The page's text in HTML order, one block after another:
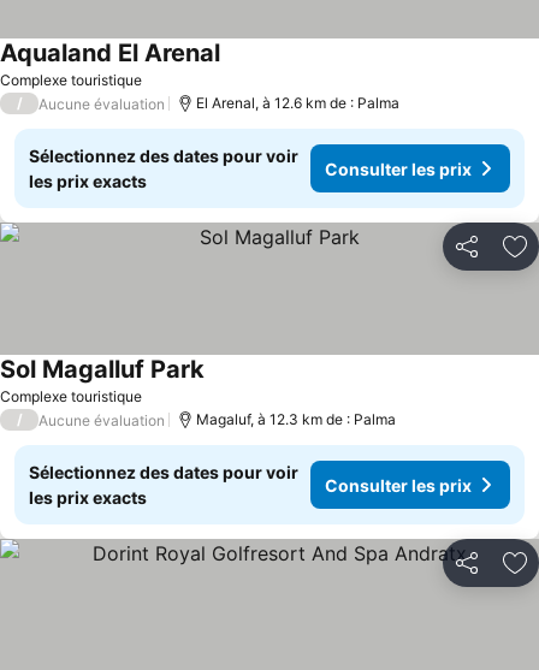
Complexe touristique
Aqualand El Arenal
/ Aucune évaluation El Arenal, à 12.6 km de : Palma
Sélectionnez des dates pour voir
les prix exacts
Consulter les prix
Partager
Complexe touristique
Sol Magalluf Park
/ Aucune évaluation Magaluf, à 12.3 km de : Palma
Sélectionnez des dates pour voir
les prix exacts
Consulter les prix
Partager